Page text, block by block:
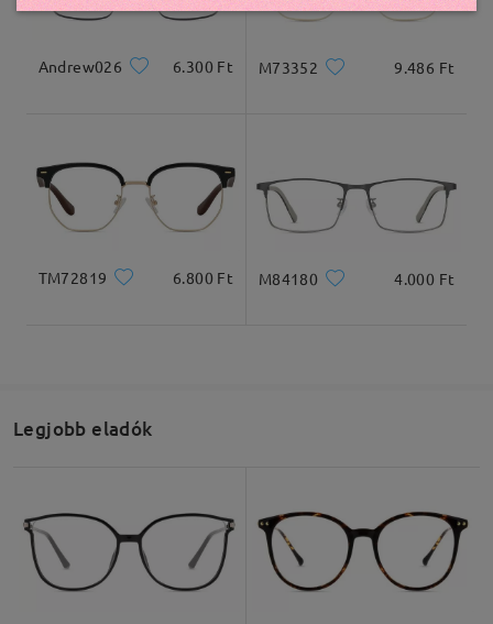
Andrew026 6.300 Ft M73352 9.486 Ft
TM72819 6.800 Ft M84180 4.000 Ft
Legjobb eladók